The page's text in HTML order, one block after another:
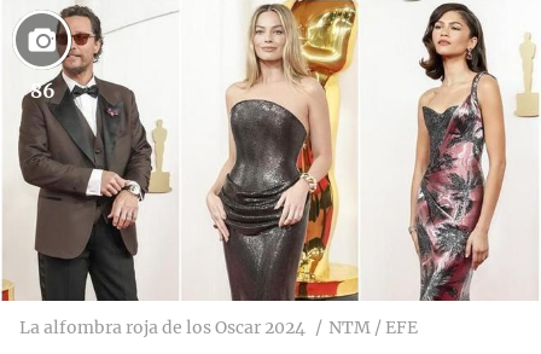
86
La alfombra roja de los Oscar 2024 NTM / EFE